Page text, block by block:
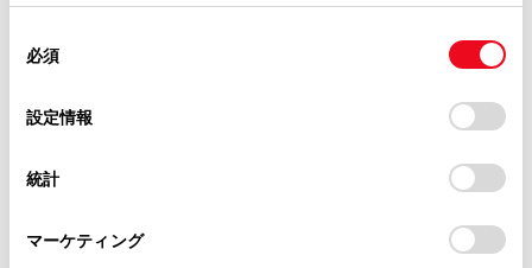
使用することがあります。当ウェブサイトの使用を続行する
デバイスにすべてのCookie(クッキー)が保存されることに同
意したことになります。Cookie(クッキー)のオプトアウト、
設定の変更、同意を撤回したりするにあたっては、当社の
「Cookie（クッキー）情報の取り扱いについて
」をご覧くだ
必須
設定情報
統計
マーケティング
室内長×室内幅×室内高
1140kg